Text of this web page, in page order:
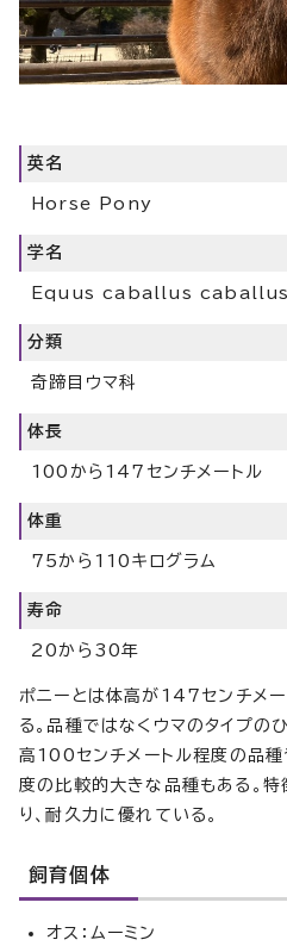
英名
Horse Pony
学名
Equus caballus
分類
奇蹄目ウマ科
体長
100から147センチメートル
体重
75から110キログラム
寿命
20から30年
ポニーとは体高が147センチメ
る。品種ではなくウマのタイプの
高100センチメートル程度の品
度の比較的大きな品種もある。特
り、耐久力に優れている。
飼育個体
オス：ムーミン